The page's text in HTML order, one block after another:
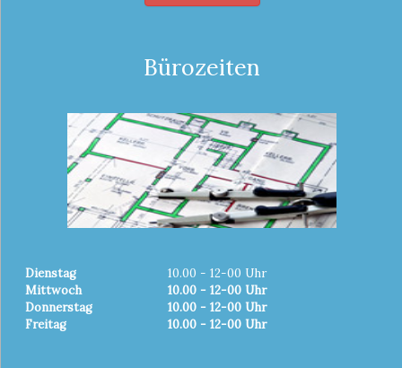
Bürozeiten
Dienstag
10.00 - 12-00 Uhr
Mittwoch
10.00 - 12-00 Uhr
Donnerstag
10.00 - 12-00 Uhr
Freitag
10.00 - 12-00 Uhr